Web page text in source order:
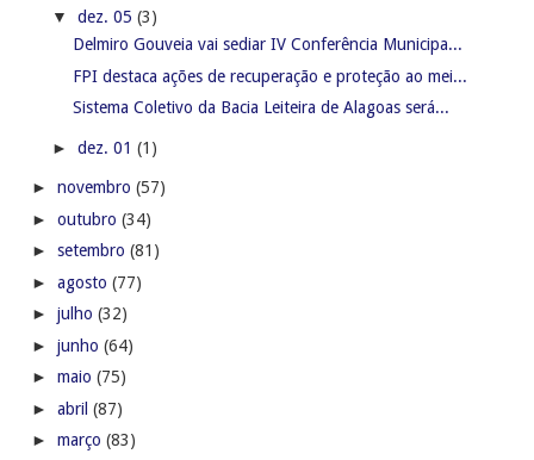
▼ dez. 05 (3)
Delmiro Gouveia vai sediar IV Conferência Municipa...
FPI destaca ações de recuperação e proteção ao mei...
Sistema Coletivo da Bacia Leiteira de Alagoas será...
► dez. 01 (1)
► novembro (57)
► outubro (34)
► setembro (81)
► agosto (77)
► julho (32)
► junho (64)
► maio (75)
► abril (87)
► março (83)